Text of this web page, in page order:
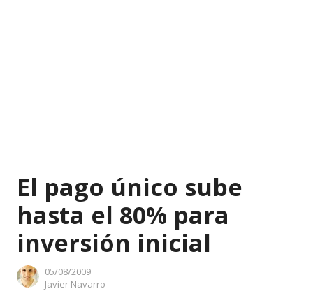
El pago único sube
hasta el 80% para
inversión inicial
05/08/2009
Author
Javier Navarro